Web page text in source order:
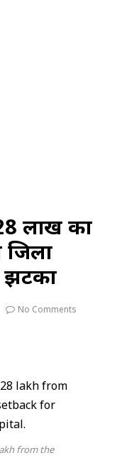
लाख का
जिला
झटका
No Comments
from the